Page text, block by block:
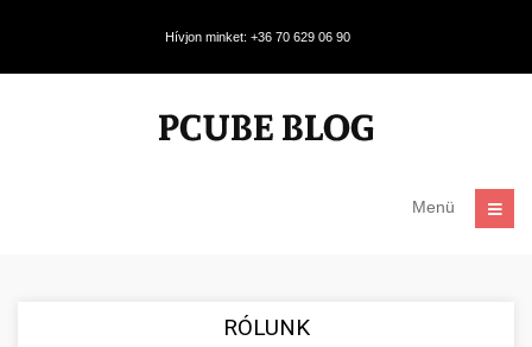
Hívjon minket: +36 70 629 06 90
Menü
RÓLUNK